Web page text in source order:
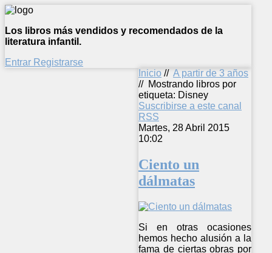
Los libros más vendidos y recomendados de la
literatura infantil.
Entrar Registrarse
Inicio // A partir de 3 años
// Mostrando libros por
etiqueta: Disney
Suscribirse a este canal
RSS
Martes, 28 Abril 2015
10:02
Ciento un
dálmatas
Si en otras ocasiones
hemos hecho alusión a la
fama de ciertas obras por